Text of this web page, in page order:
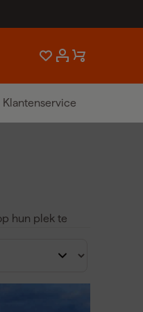
Klantenservice
hun plek te